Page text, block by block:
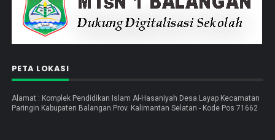
PETA LOKASI
Alamat : Komplek Pendidikan Islam Al-Hasaniyah Desa Layap Kecamatan
Paringin Kabupaten Balangan Prov. Kalimantan Selatan - Kode Pos 71662